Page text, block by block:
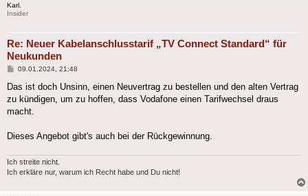
Karl.
Insider
Re: Neuer Kabelanschlusstarif „TV Connect Standard“ für
Neukunden
Beitrag
09.01.2024, 21:48
Das ist doch Unsinn, einen Neuvertrag zu bestellen und den alten Vertrag
zu kündigen, um zu hoffen, dass Vodafone einen Tarifwechsel draus
macht.
Dieses Angebot gibt's auch bei der Rückgewinnung.
Ich streite nicht.
Ich erkläre nur, warum ich Recht habe und Du nicht!